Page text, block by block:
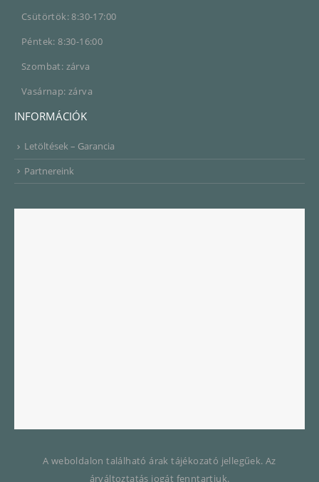
Csütörtök: 8:30-17:00
Péntek: 8:30-16:00
Szombat: zárva
Vasárnap: zárva
INFORMÁCIÓK
Letöltések – Garancia
Partnereink
A weboldalon található árak tájékozató jellegűek. Az
árváltoztatás jogát fenntartjuk.